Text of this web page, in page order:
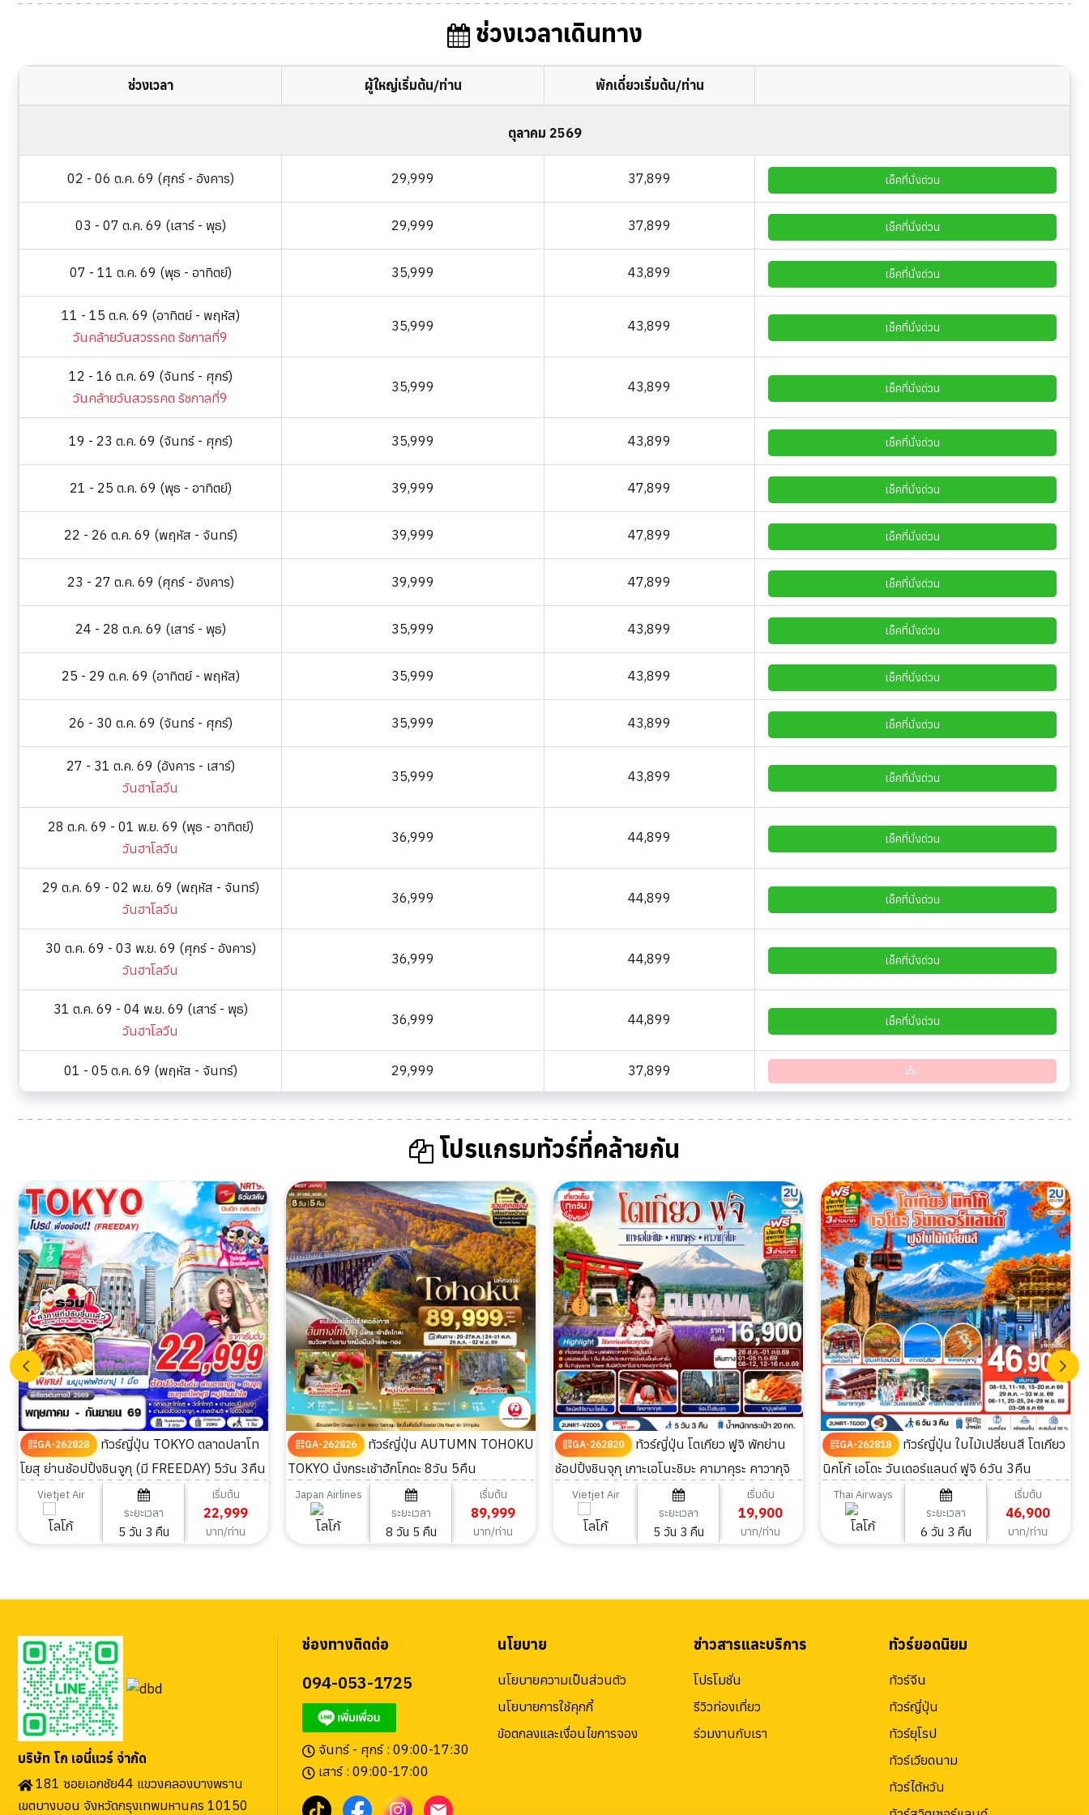
ช่วงเวลาเดินทาง
ช่วงเวลา ผู้ใหญ่เริ่มต้น/ท่าน พักเดี่ยวเริ่มต้น/ท่าน
ตุลาคม 2569
02 - 06 ต.ค. 69 (ศุกร์ - อังคาร) 29,999 37,899 เช็คที่นั่งด่วน
03 - 07 ต.ค. 69 (เสาร์ - พุธ) 29,999 37,899 เช็คที่นั่งด่วน
07 - 11 ต.ค. 69 (พุธ - อาทิตย์) 35,999 43,899 เช็คที่นั่งด่วน
11 - 15 ต.ค. 69 (อาทิตย์ - พฤหัส)
วันคล้ายวันสวรรคต รัชกาลที่9
35,999 43,899 เช็คที่นั่งด่วน
12 - 16 ต.ค. 69 (จันทร์ - ศุกร์)
วันคล้ายวันสวรรคต รัชกาลที่9
35,999 43,899 เช็คที่นั่งด่วน
19 - 23 ต.ค. 69 (จันทร์ - ศุกร์) 35,999 43,899 เช็คที่นั่งด่วน
21 - 25 ต.ค. 69 (พุธ - อาทิตย์) 39,999 47,899 เช็คที่นั่งด่วน
22 - 26 ต.ค. 69 (พฤหัส - จันทร์) 39,999 47,899 เช็คที่นั่งด่วน
23 - 27 ต.ค. 69 (ศุกร์ - อังคาร) 39,999 47,899 เช็คที่นั่งด่วน
24 - 28 ต.ค. 69 (เสาร์ - พุธ) 35,999 43,899 เช็คที่นั่งด่วน
25 - 29 ต.ค. 69 (อาทิตย์ - พฤหัส) 35,999 43,899 เช็คที่นั่งด่วน
26 - 30 ต.ค. 69 (จันทร์ - ศุกร์) 35,999 43,899 เช็คที่นั่งด่วน
27 - 31 ต.ค. 69 (อังคาร - เสาร์)
วันฮาโลวีน
35,999 43,899 เช็คที่นั่งด่วน
28 ต.ค. 69 - 01 พ.ย. 69 (พุธ - อาทิตย์)
วันฮาโลวีน
36,999 44,899 เช็คที่นั่งด่วน
29 ต.ค. 69 - 02 พ.ย. 69 (พฤหัส - จันทร์)
วันฮาโลวีน
36,999 44,899 เช็คที่นั่งด่วน
30 ต.ค. 69 - 03 พ.ย. 69 (ศุกร์ - อังคาร)
วันฮาโลวีน
36,999 44,899 เช็คที่นั่งด่วน
31 ต.ค. 69 - 04 พ.ย. 69 (เสาร์ - พุธ)
วันฮาโลวีน
36,999 44,899 เช็คที่นั่งด่วน
01 - 05 ต.ค. 69 (พฤหัส - จันทร์) 29,999 37,899 เต็ม
โปรแกรมทัวร์ที่คล้ายกัน
GA-262828
ทัวร์ญี่ปุ่น TOKYO ตลาดปลาโท
โยสุ ย่านช้อปปิ้งชินจูกุ (มี FREEDAY) 5วัน 3คืน
Vietjet Air
ระยะเวลา
5 วัน 3 คืน
เริ่มต้น
22,999
บาท/ท่าน
GA-262826
ทัวร์ญี่ปุ่น AUTUMN TOHOKU
TOKYO นั่งกระเช้าฮักโกดะ 8วัน 5คืน
Japan Airlines
ระยะเวลา
8 วัน 5 คืน
เริ่มต้น
89,999
บาท/ท่าน
GA-262820
ทัวร์ญี่ปุ่น โตเกียว ฟูจิ พักย่าน
ช้อปปิ้งชินจุกุ เกาะเอโนะชิมะ คามาคุระ คาวากุจิ
โกะ 5 วัน 3 คืน
Vietjet Air
ระยะเวลา
5 วัน 3 คืน
เริ่มต้น
19,900
บาท/ท่าน
GA-262818
ทัวร์ญี่ปุ่น ใบไม้เปลี่ยนสี โตเกียว
นิกโก้ เอโดะ วันเดอร์แลนด์ ฟูจิ 6วัน 3คืน
Thai Airways
ระยะเวลา
6 วัน 3 คืน
เริ่มต้น
46,900
บาท/ท่าน
บริษัท โก เอนี่แวร์ จำกัด
181 ซอยเอกชัย44 แขวงคลองบางพราน
เขตบางบอน จังหวัดกรุงเทพมหานคร 10150
ช่องทางติดต่อ
094-053-1725
จันทร์ - ศุกร์ : 09:00-17:30
เสาร์ : 09:00-17:00
นโยบาย
นโยบายความเป็นส่วนตัว
นโยบายการใช้คุกกี้
ข้อตกลงและเงื่อนไขการจอง
ข่าวสารและบริการ
โปรโมชั่น
รีวิวท่องเที่ยว
ร่วมงานกับเรา
ทัวร์ยอดนิยม
ทัวร์จีน
ทัวร์ญี่ปุ่น
ทัวร์ยุโรป
ทัวร์เวียดนาม
ทัวร์ไต้หวัน